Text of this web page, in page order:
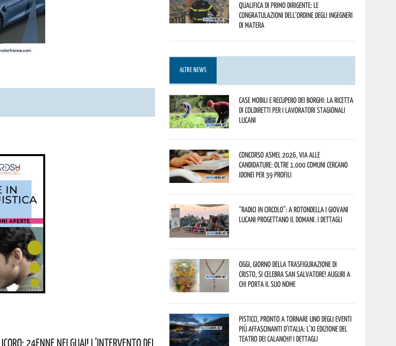
24enne Nei Guai! L’intervento Dei
qualifica di Primo Dirigente: le
congratulazioni dell’Ordine degli Ingegneri
di Matera
ALTRE NEWS
Case mobili e recupero dei borghi: la ricetta
di Coldiretti per i lavoratori stagionali
lucani
Concorso Asmel 2026, via alle
candidature: oltre 1.000 Comuni cercano
idonei per 39 profili
“Radici in Circolo”: a Rotondella i giovani
lucani progettano il domani. I dettagli
Oggi, giorno della Trasfigurazione di
Cristo, si celebra San Salvatore! Auguri a
chi porta il suo nome
Pisticci, pronto a tornare uno degli eventi
più affascinanti d’Italia: l’XI edizione del
Teatro dei Calanchi! I dettagli